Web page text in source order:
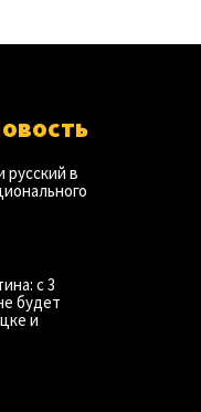
в
с 3
будет
и